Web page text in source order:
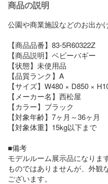
商品の説明
公園や商業施設などのお出か
【商品品番】83-5R60322Z
【商品説明】ベビーバギー
【状態】未使用品
【品質ランク】A
【サイズ】W480 × D850 ×
【メーカー名】西松屋
【カラー】ブラック
【対象年齢】7ヶ月～36ヶ月
【対象体重】15kg以下まで
■備考
モデルルーム展示品になりま
ものではありませんが、外観
ございます。